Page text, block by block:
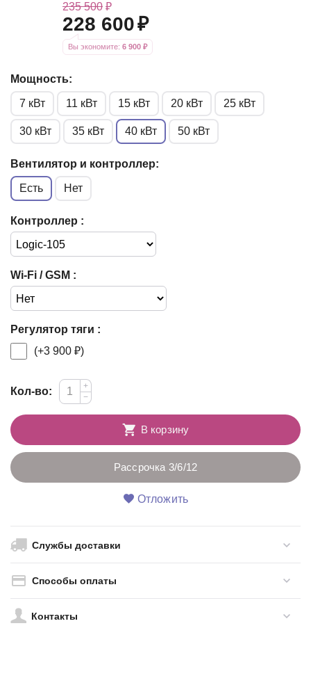
235 500 ₽
228 600₽
Вы экономите: 6 900 ₽
Мощность:
7 кВт 11 кВт 15 кВт 20 кВт 25 кВт
30 кВт 35 кВт 40 кВт 50 кВт
Вентилятор и контроллер:
Есть Нет
Контроллер :
Wi-Fi / GSM :
Регулятор тяги :
(+3 900₽)
Кол-во:
+
−
В корзину
Рассрочка 3/6/12
Отложить
Службы доставки
Способы оплаты
Контакты